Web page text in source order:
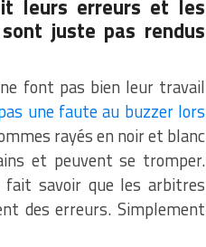
leurs erreurs et les
juste pas rendus
font pas bien leur travail
une faute au buzzer lors
rayés en noir et blanc
et peuvent se tromper.
savoir que les arbitres
des erreurs. Simplement